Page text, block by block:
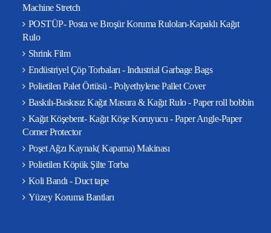
Machine Stretch
POSTÜP- Posta ve Broşür Koruma Ruloları-Kapaklı Kağıt
Rulo
Shrink Film
Endüstriyel Çöp Torbaları - Industrial Garbage Bags
Polietilen Palet Örtüsü - Polyethylene Pallet Cover
Baskılı-Baskısız Kağıt Masura & Kağıt Rulo - Paper roll bobbin
Kağıt Köşebent- Kağıt Köşe Koruyucu - Paper Angle-Paper
Corner Protector
Poşet Ağzı Kaynak( Kapama) Makinası
Polietilen Köpük Şilte Torba
Koli Bandı - Duct tape
Yüzey Koruma Bantları